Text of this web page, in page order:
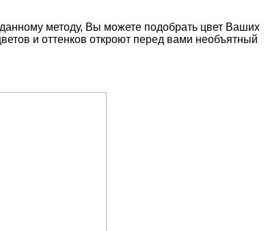
методу, Вы можете подобрать цвет Ваших
и оттенков откроют перед вами необъятный